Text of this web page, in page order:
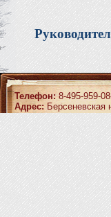
Телефон:8-495-959-
Адрес: Берсеневская